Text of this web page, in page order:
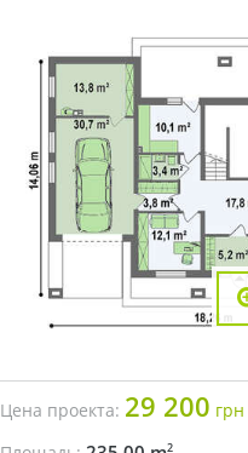
Цена проекта: 29 200 грн
2